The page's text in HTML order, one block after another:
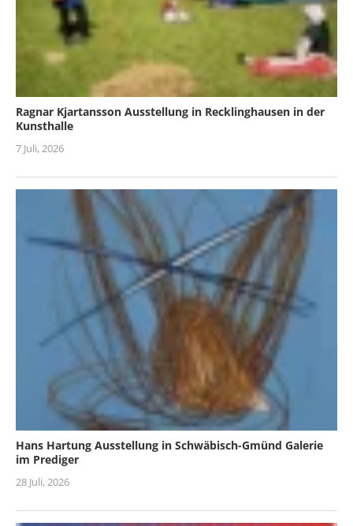
Ragnar Kjartansson Ausstellung in Recklinghausen in der
Kunsthalle
7 Juli, 2026
Hans Hartung Ausstellung in Schwäbisch-Gmünd Galerie
im Prediger
28 Juli, 2026